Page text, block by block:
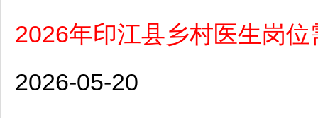
2026年印江县乡村医生岗
2026-05-20